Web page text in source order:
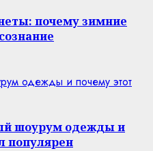
почему зимние
одежды и почему этот
шоурум одежды и
популярен